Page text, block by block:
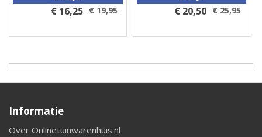
€ 16,25 € 19,95 € 20,50 € 25,95
Informatie
Over Onlinetuinwarenhuis.nl